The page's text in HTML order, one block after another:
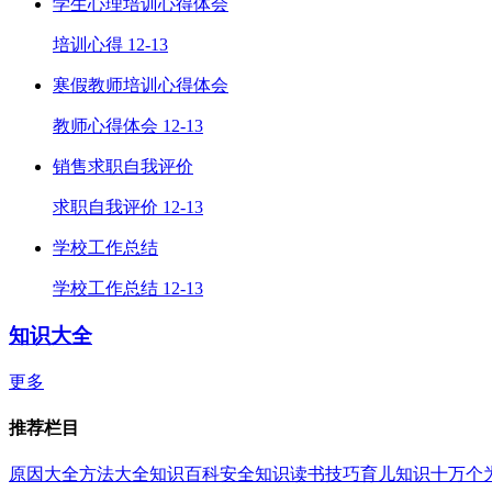
学生心理培训心得体会
培训心得 12-13
寒假教师培训心得体会
教师心得体会 12-13
销售求职自我评价
求职自我评价 12-13
学校工作总结
学校工作总结 12-13
知识大全
更多
推荐栏目
原因大全方法大全知识百科安全知识读书技巧育儿知识十万个